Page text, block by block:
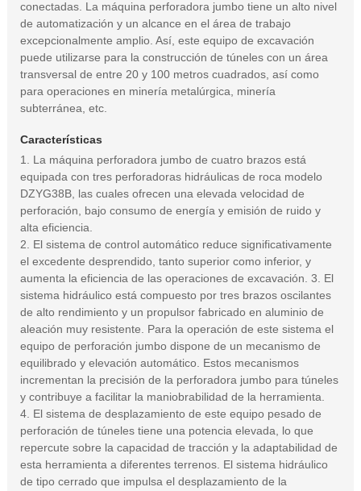
conectadas. La máquina perforadora jumbo tiene un alto nivel
de automatización y un alcance en el área de trabajo
excepcionalmente amplio. Así, este equipo de excavación
puede utilizarse para la construcción de túneles con un área
transversal de entre 20 y 100 metros cuadrados, así como
para operaciones en minería metalúrgica, minería
subterránea, etc.
Características
1. La máquina perforadora jumbo de cuatro brazos está
equipada con tres perforadoras hidráulicas de roca modelo
DZYG38B, las cuales ofrecen una elevada velocidad de
perforación, bajo consumo de energía y emisión de ruido y
alta eficiencia.
2. El sistema de control automático reduce significativamente
el excedente desprendido, tanto superior como inferior, y
aumenta la eficiencia de las operaciones de excavación. 3. El
sistema hidráulico está compuesto por tres brazos oscilantes
de alto rendimiento y un propulsor fabricado en aluminio de
aleación muy resistente. Para la operación de este sistema el
equipo de perforación jumbo dispone de un mecanismo de
equilibrado y elevación automático. Estos mecanismos
incrementan la precisión de la perforadora jumbo para túneles
y contribuye a facilitar la maniobrabilidad de la herramienta.
4. El sistema de desplazamiento de este equipo pesado de
perforación de túneles tiene una potencia elevada, lo que
repercute sobre la capacidad de tracción y la adaptabilidad de
esta herramienta a diferentes terrenos. El sistema hidráulico
de tipo cerrado que impulsa el desplazamiento de la